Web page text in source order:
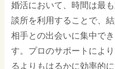
婚活において、時間は最
談所を利用することで、
相手との出会いに集中で
す。プロのサポートによ
るよりもはるかに効率的